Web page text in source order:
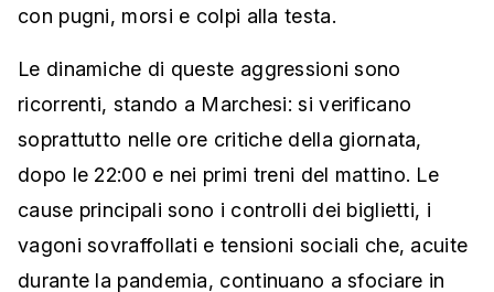
con pugni, morsi e colpi alla testa.
Le dinamiche di queste aggressioni sono
ricorrenti, stando a Marchesi: si verificano
soprattutto nelle ore critiche della giornata,
dopo le 22:00 e nei primi treni del mattino. Le
cause principali sono i controlli dei biglietti, i
vagoni sovraffollati e tensioni sociali che, acuite
durante la pandemia, continuano a sfociare in